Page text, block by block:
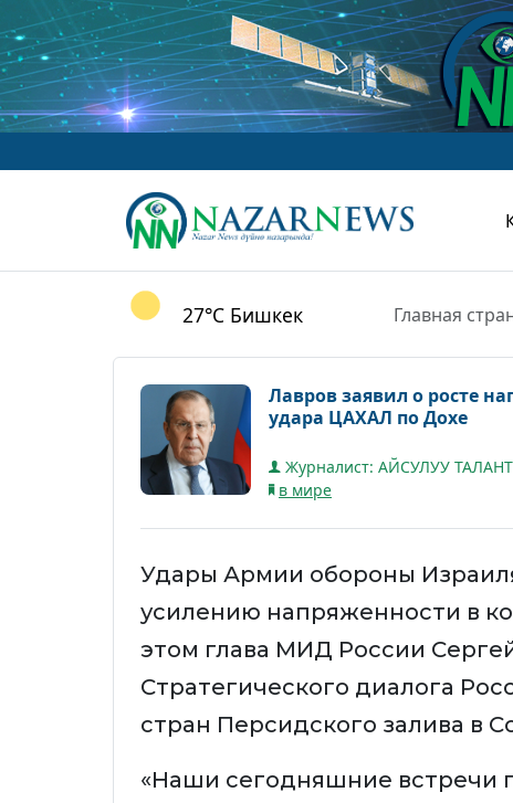
27°C Бишкек Главная
Лавров заявил о росте
удара ЦАХАЛ по Дохе
Журналист: АЙСУЛУУ ТАЛАНТ
в мире
Удары Армии обороны
усилению напряженности в
этом глава МИД России
Стратегического диалога
стран Персидского залива в
«Наши сегодняшние встречи